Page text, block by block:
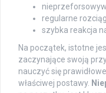
regularne
szybka reakcja
Na początek, istotne
zaczynające swoją
nauczyć się
właściwej postawy.